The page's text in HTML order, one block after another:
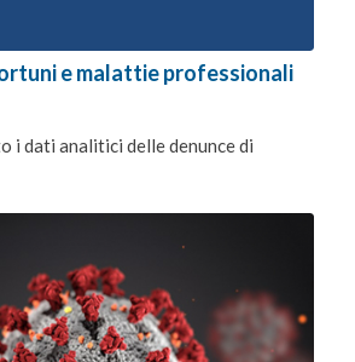
e malattie professionali
i dati analitici delle denunce di